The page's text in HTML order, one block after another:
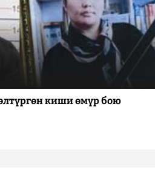
киши өмүр бою